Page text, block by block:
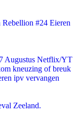
#24 Eieren
Augustus Netflix/YT
kneuzing of breuk
ipv vervangen
Zeeland.